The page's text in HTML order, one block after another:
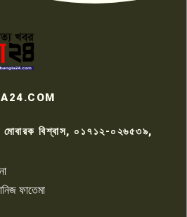
কেটে ঘরে ঢুকে স্কুল শিক্ষিকাকে হত্যা
টয়লেটের ট্যাংকি থেকে লাশ উদ্ধার
রাজশাহীতে সন্ত্রাসী হামলায় গুরুতর
চাঁদাবাজি ও হয়রানির অভিযোগ
বিশ্বাস, ০১৭১২-০২৬৫৩৯,
ফাতেমা